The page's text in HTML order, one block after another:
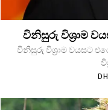
විනිසුරු විශ්‍රාම
විනිසුරු විශ්‍රාම වයසට